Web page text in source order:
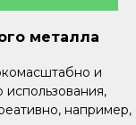
металла
и
например,